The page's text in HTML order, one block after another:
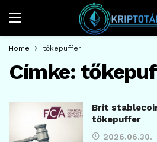
Home tőkepuffer
Címke:
Brit
tőkepuffer
2026.06.30.